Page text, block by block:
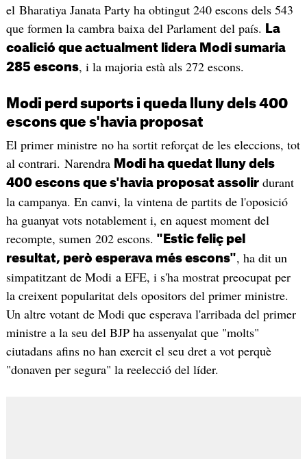
el Bharatiya Janata Party ha obtingut 240 escons dels 543
que formen la cambra baixa del Parlament del país.
La
coalició que actualment lidera Modi sumaria
285 escons, i la majoria està als 272 escons.
Modi perd suports i queda lluny dels 400
escons que s'havia proposat
El primer ministre no ha sortit reforçat de les eleccions, tot
al contrari. Narendra Modi ha quedat lluny dels
400 escons que s'havia proposat assolirdurant
la campanya. En canvi, la vintena de partits de l'oposició
ha guanyat vots notablement i, en aquest moment del
recompte, sumen 202 escons. "Estic feliç pel
resultat, però esperava més escons", ha dit un
simpatitzant de Modi a EFE, i s'ha mostrat preocupat per
la creixent popularitat dels opositors del primer ministre.
Un altre votant de Modi que esperava l'arribada del primer
ministre a la seu del BJP ha assenyalat que "molts"
ciutadans afins no han exercit el seu dret a vot perquè
"donaven per segura" la reelecció del líder.